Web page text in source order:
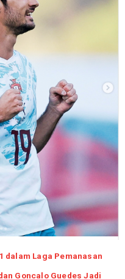
dalam Laga Pemanasan
Goncalo Guedes Jadi